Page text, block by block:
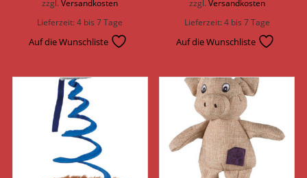
zzgl.Versandkosten
Lieferzeit:4 bis 7 Tage
Auf die Wunschliste
zzgl. Versandkosten
Lieferzeit:4 bis 7 Tage
Auf die Wunschliste